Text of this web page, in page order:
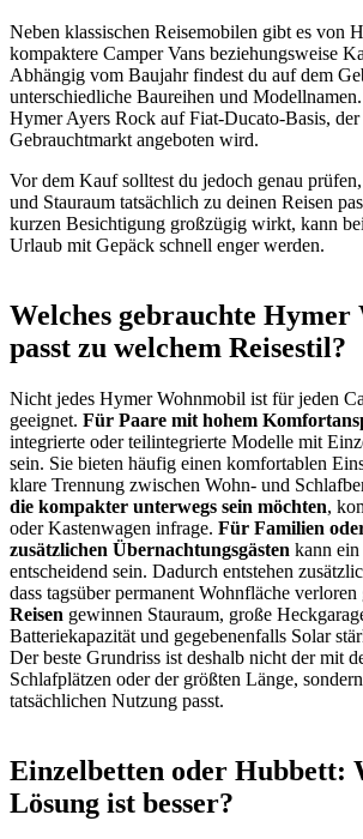
Neben klassischen Reisemobilen gibt es von
kompaktere Camper Vans beziehungsweise
Abhängig vom Baujahr findest du auf dem
unterschiedliche Baureihen und
Hymer Ayers Rock auf Fiat-Ducato-Basis,
Gebrauchtmarkt angeboten wird.
Vor dem Kauf solltest du jedoch genau
und Stauraum tatsächlich zu deinen Reisen
kurzen Besichtigung großzügig wirkt, kann
Urlaub mit Gepäck schnell enger werden.
Welches gebrauchte
passt zu welchem Reisestil?
Nicht jedes Hymer Wohnmobil ist für jeden
geeignet. Für Paare mit hohem
integrierte oder teilintegrierte Modelle mit
sein. Sie bieten häufig einen komfortablen
klare Trennung zwischen Wohn- und
die kompakter unterwegs sein möchten,
oder Kastenwagen infrage. Für Familien
zusätzlichen Übernachtungsgästen kann
entscheidend sein. Dadurch entstehen
dass tagsüber permanent Wohnfläche verloren
Reisen gewinnen Stauraum, große
Batteriekapazität und gegebenenfalls Solar
Der beste Grundriss ist deshalb nicht der mit
Schlafplätzen oder der größten Länge,
tatsächlichen Nutzung passt.
Einzelbetten oder Hubbett:
Lösung ist besser?